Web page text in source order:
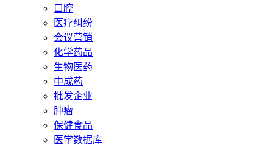
口腔
医疗纠纷
会议营销
化学药品
生物医药
中成药
批发企业
肿瘤
保健食品
医学数据库